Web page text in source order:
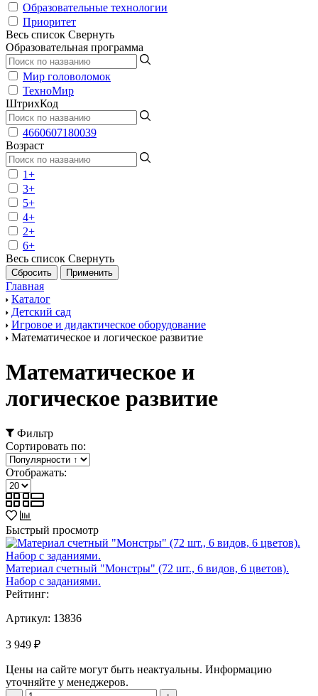
Образовательные технологии
Приоритет
Весь список Свернуть
Образовательная программа
Мир головоломок
ТехноМир
ШтрихКод
4660607180039
Возраст
1+
3+
5+
4+
2+
6+
Весь список Свернуть
Главная
Каталог
Детский сад
Игровое и дидактическое оборудование
Математическое и логическое развитие
Математическое и
логическое развитие
Фильтр
Сортировать по:
Отображать:
Быстрый просмотр
Материал счетный "Монстры" (72 шт., 6 видов, 6 цветов).
Набор с заданиями.
Рейтинг:
Артикул: 13836
3 949 ₽
Цены на сайте могут быть неактуальны. Информацию
уточняйте у менеджеров.